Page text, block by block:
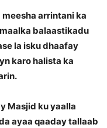
meesha arrintani ka
balaastikadu
la isku dhaafay
karo halista ka
Masjid ku yaalla
ayaa qaaday tallaab